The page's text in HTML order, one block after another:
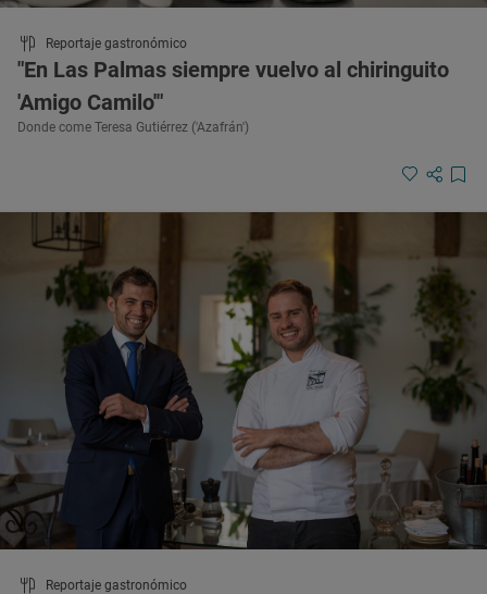
Reportaje gastronómico
"En Las Palmas siempre vuelvo al chiringuito
'Amigo Camilo'"
Donde come Teresa Gutiérrez ('Azafrán')
Reportaje gastronómico